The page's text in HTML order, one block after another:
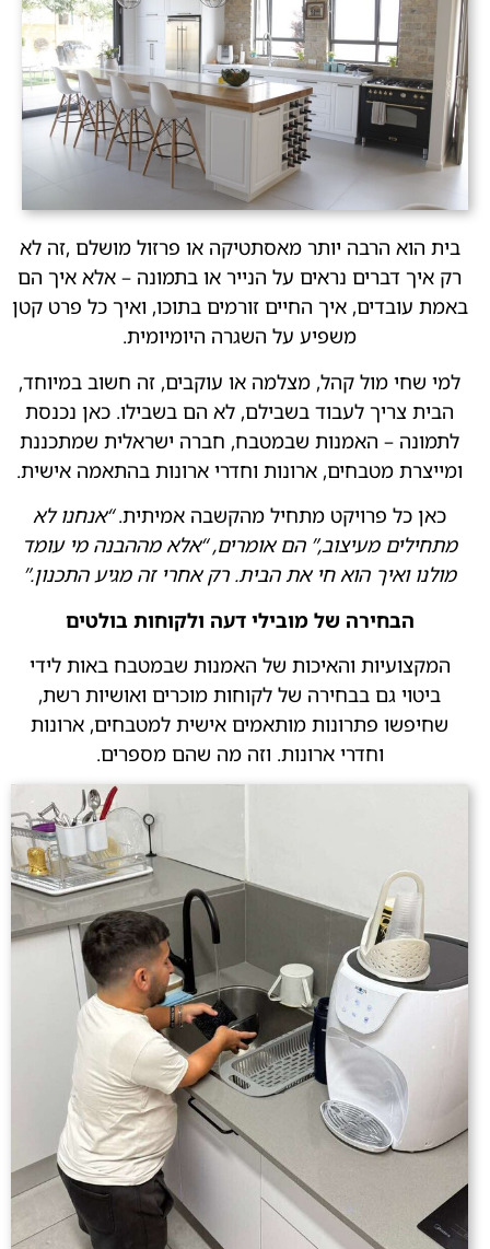
בית הוא הרבה יותר מאסתטיקה או פרזול מושלם ,זה לא
רק איך דברים נראים על הנייר או בתמונה – אלא איך הם
באמת עובדים, איך החיים זורמים בתוכו, ואיך כל פרט קטן
משפיע על השגרה היומיומית.
למי שחי מול קהל, מצלמה או עוקבים, זה חשוב במיוחד,
הבית צריך לעבוד בשבילם, לא הם בשבילו. כאן נכנסת
לתמונה – האמנות שבמטבח, חברה ישראלית שמתכננת
ומייצרת מטבחים, ארונות וחדרי ארונות בהתאמה אישית.
כאן כל פרויקט מתחיל מהקשבה אמיתית.“אנחנו לא
מתחילים מעיצוב,” הם אומרים, “אלא מההבנה מי עומד
מולנו ואיך הוא חי את הבית. רק אחרי זה מגיע התכנון.”
הבחירה של מובילי דעה ולקוחות בולטים
המקצועיות והאיכות של האמנות שבמטבח באות לידי
ביטוי גם בבחירה של לקוחות מוכרים ואושיות רשת,
שחיפשו פתרונות מותאמים אישית למטבחים, ארונות
וחדרי ארונות. וזה מה שהם מספרים.